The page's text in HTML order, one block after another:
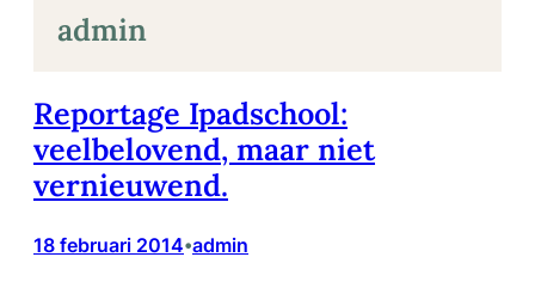
admin
Reportage Ipadschool:
veelbelovend, maar niet
vernieuwend.
18 februari 2014•admin